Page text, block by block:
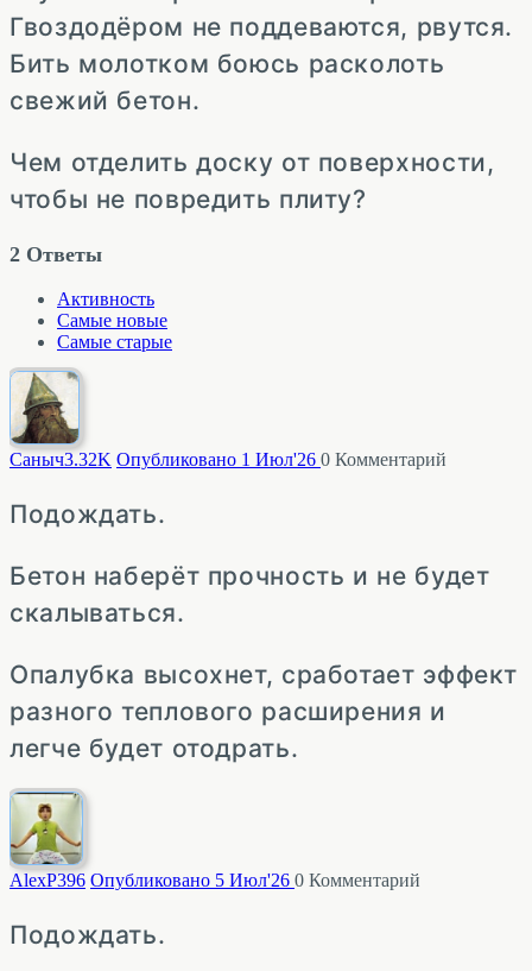
Гвоздодёром не поддеваются, рвутся.
Бить молотком боюсь расколоть
свежий бетон.
Чем отделить доску от поверхности,
чтобы не повредить плиту?
2 Ответы
Активность
Самые новые
Самые старые
Саныч3.32K Опубликовано 1 Июл'26 0 Комментарий
Подождать.
Бетон наберёт прочность и не будет
скалываться.
Опалубка высохнет, сработает эффект
разного теплового расширения и
легче будет отодрать.
AlexP396 Опубликовано 5 Июл'26 0 Комментарий
Подождать.